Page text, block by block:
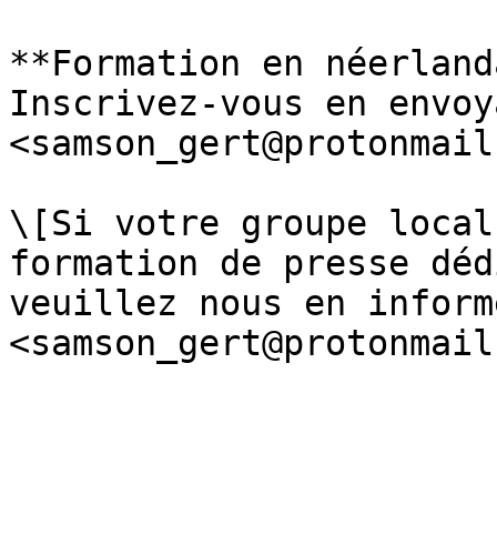
**Formation en
Inscrivez-vous en
\[Si votre groupe
formation de presse
veuillez nous en